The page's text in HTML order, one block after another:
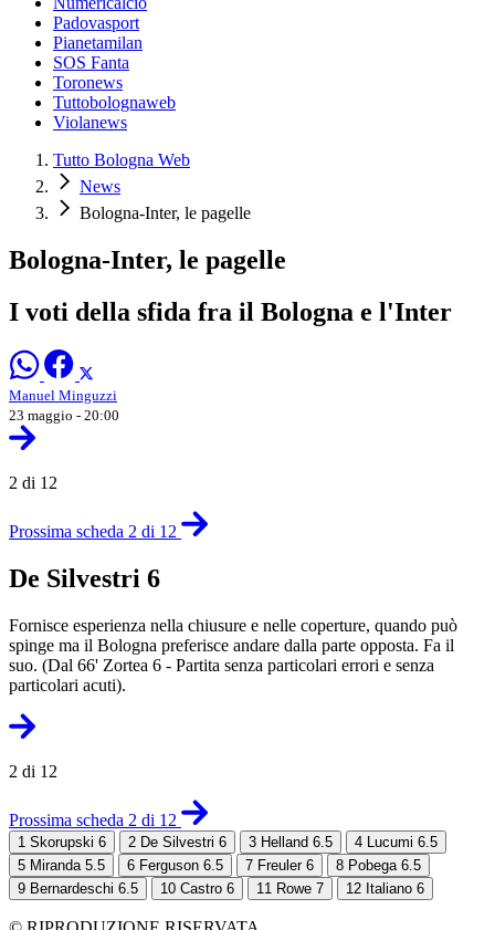
Padovasport
Pianetamilan
SOS Fanta
Toronews
Tuttobolognaweb
Violanews
Tutto Bologna Web
News
Bologna-Inter, le pagelle
Bologna-Inter, le pagelle
I voti della sfida fra il Bologna e l'Inter
Manuel Minguzzi
23 maggio - 20:00
2 di 12
Prossima scheda 2 di 12
De Silvestri 6
Fornisce esperienza nella chiusure e nelle coperture, quando può
spinge ma il Bologna preferisce andare dalla parte opposta. Fa il
suo. (Dal 66' Zortea 6 - Partita senza particolari errori e senza
particolari acuti).
2 di 12
Prossima scheda 2 di 12
1 Skorupski 6 2 De Silvestri 6 3 Helland 6.5 4 Lucumi 6.5
5 Miranda 5.5 6 Ferguson 6.5 7 Freuler 6 8 Pobega 6.5
9 Bernardeschi 6.5 10 Castro 6 11 Rowe 7 12 Italiano 6